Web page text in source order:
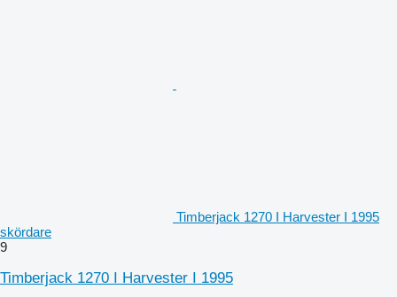
Timberjack 1270 I Harvester I 1995
skördare
9
Timberjack 1270 I Harvester I 1995